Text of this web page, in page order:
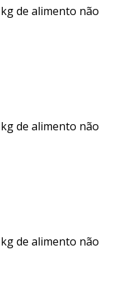
de alimento não
de alimento não
de alimento não